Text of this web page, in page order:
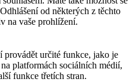
od některých z těchto
na vaše prohlížení.
provádět určité funkce, jako je
platformách sociálních médií,
funkce třetích stran.